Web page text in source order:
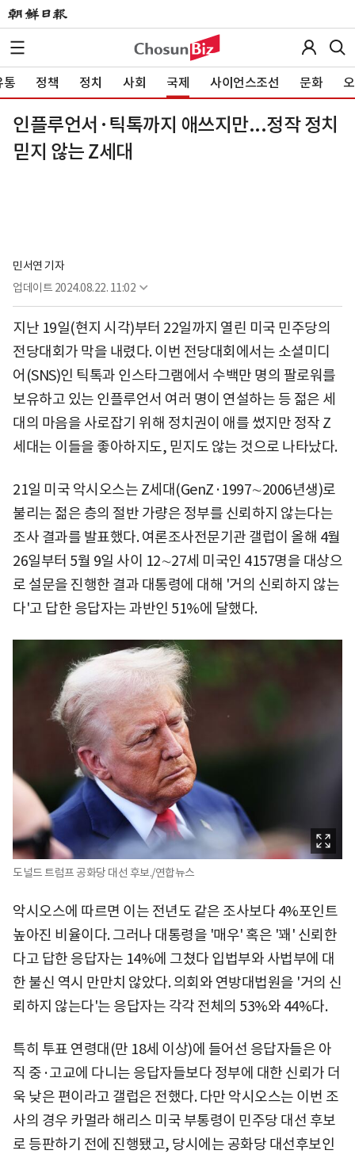
통 정책 정치 사회 국제 사이언스조선 문화
인플루언서·틱톡까지 애쓰지만...정작 정치
믿지 않는 Z세대
민서연 기자
업데이트 2024.08.22. 11:02
지난 19일(현지 시각)부터 22일까지 열린 미국 민주당의
전당대회가 막을 내렸다. 이번 전당대회에서는 소셜미디
어(SNS)인 틱톡과 인스타그램에서 수백만 명의 팔로워를
보유하고 있는 인플루언서 여러 명이 연설하는 등 젊은 세
대의 마음을 사로잡기 위해 정치권이 애를 썼지만 정작 Z
세대는 이들을 좋아하지도, 믿지도 않는 것으로 나타났다.
21일 미국 악시오스는 Z세대(GenZ·1997∼2006년생)로
불리는 젊은 층의 절반 가량은 정부를 신뢰하지 않는다는
조사 결과를 발표했다. 여론조사전문기관 갤럽이 올해 4월
26일부터 5월 9일 사이 12∼27세 미국인 4157명을 대상으
로 설문을 진행한 결과 대통령에 대해 '거의 신뢰하지 않는
다'고 답한 응답자는 과반인 51%에 달했다.
도널드 트럼프 공화당 대선 후보./연합뉴스
악시오스에 따르면 이는 전년도 같은 조사보다 4%포인트
높아진 비율이다. 그러나 대통령을 '매우' 혹은 '꽤' 신뢰한
다고 답한 응답자는 14%에 그쳤다 입법부와 사법부에 대
한 불신 역시 만만치 않았다. 의회와 연방대법원을 '거의 신
뢰하지 않는다'는 응답자는 각각 전체의 53%와 44%다.
특히 투표 연령대(만 18세 이상)에 들어선 응답자들은 아
직 중·고교에 다니는 응답자들보다 정부에 대한 신뢰가 더
욱 낮은 편이라고 갤럽은 전했다. 다만 악시오스는 이번 조
사의 경우 카멀라 해리스 미국 부통령이 민주당 대선 후보
로 등판하기 전에 진행됐고, 당시에는 공화당 대선후보인